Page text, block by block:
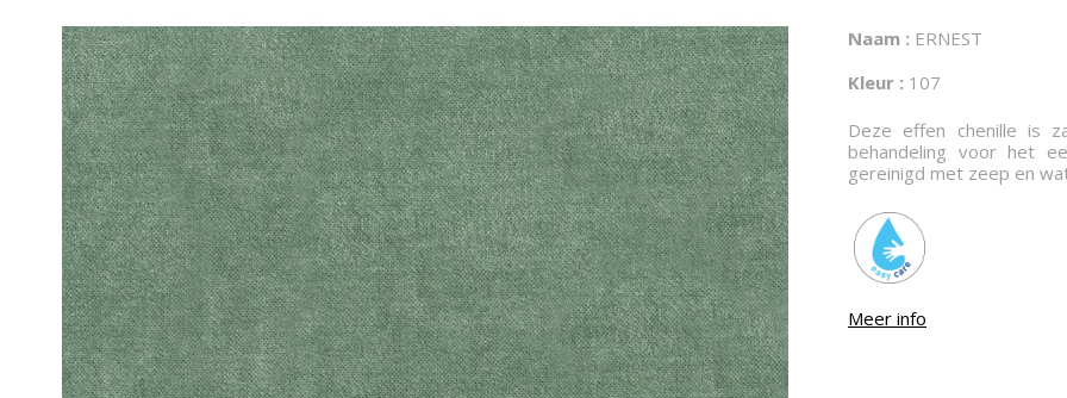
Naam : ERNEST
Kleur : 107
Deze effen chenille is
behandeling voor het
gereinigd met zeep en
Meer info